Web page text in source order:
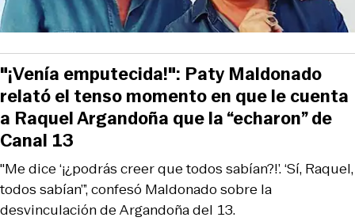
"Me dice ‘¡¿podrás creer que todos sabían?!’. ‘Sí, Raquel,
todos sabían’”, confesó Maldonado sobre la
desvinculación de Argandoña del 13.
"¡Venía emputecida!": Paty Maldonado
relató el tenso momento en que le cuenta
a Raquel Argandoña que la “echaron” de
Canal 13